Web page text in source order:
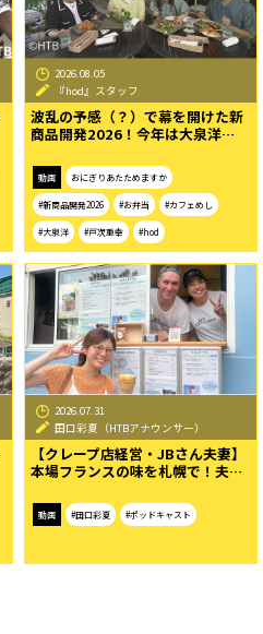
2026.08.05
『hod』スタッフ
波乱の予感（？）で幕を開けた新
商品開発2026！今年は大泉洋…
動画 おにぎりあたためますか
#新商品開発2026 #お弁当 #カフェめし
#大泉洋 #戸次重幸 #hod
2026.07.31
田口彩夏（HTBアナウンサー）
【クレープ店経営・JBさん夫妻】
本場フランスの味を札幌で！夫…
動画 #田口彩夏 #ポッドキャスト